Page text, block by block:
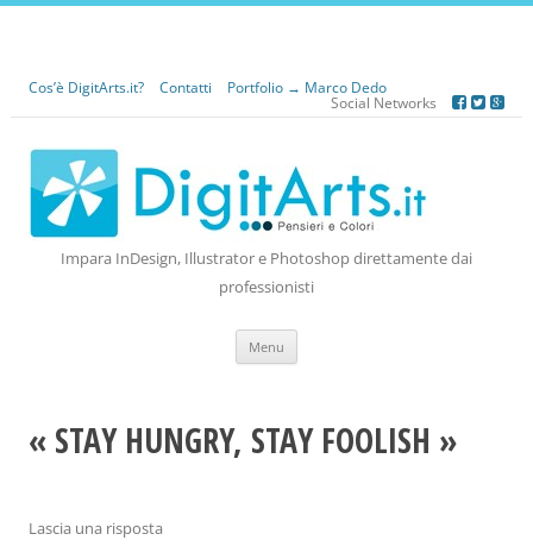
Cos’è DigitArts.it? Contatti
Portfolio → Marco Dedo
Social Networks
Impara InDesign, Illustrator e Photoshop direttamente dai
professionisti
Menu
« STAY HUNGRY, STAY FOOLISH »
Lascia una risposta